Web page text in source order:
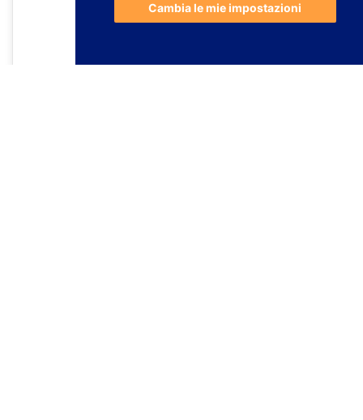
Cambia le mie impostazioni